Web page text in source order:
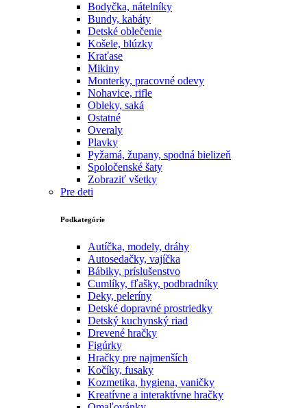
Bodyčka, nátelníky
Bundy, kabáty
Detské oblečenie
Košele, blúzky
Kraťase
Mikiny
Monterky, pracovné odevy
Nohavice, rifle
Obleky, saká
Ostatné
Overaly
Plavky
Pyžamá, župany, spodná bielizeň
Spoločenské šaty
Zobraziť všetky
Pre deti
Podkategórie
Autíčka, modely, dráhy
Autosedačky, vajíčka
Bábiky, príslušenstvo
Cumlíky, fľašky, podbradníky
Deky, peleríny
Detské dopravné prostriedky
Detský kuchynský riad
Drevené hračky
Figúrky
Hračky pre najmenších
Kočíky, fusaky
Kozmetika, hygiena, vaničky
Kreatívne a interaktívne hračky